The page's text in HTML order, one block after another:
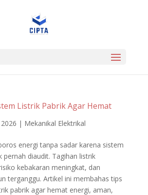
Listrik Pabrik Agar Hemat
| Mekanikal Elektrikal
energi tanpa sadar karena sistem
pernah diaudit. Tagihan listrik
kebakaran meningkat, dan
terganggu. Artikel ini membahas tips
pabrik agar hemat energi, aman,